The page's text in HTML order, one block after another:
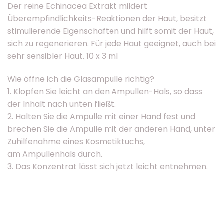
Der reine Echinacea Extrakt mildert
Überempfindlichkeits-Reaktionen der Haut, besitzt
stimulierende Eigenschaften und hilft somit der Haut,
sich zu regenerieren. Für jede Haut geeignet, auch bei
sehr sensibler Haut. 10 x 3 ml
Wie öffne ich die Glasampulle richtig?
1. Klopfen Sie leicht an den Ampullen-Hals, so dass
der Inhalt nach unten fließt.
2. Halten Sie die Ampulle mit einer Hand fest und
brechen Sie die Ampulle mit der anderen Hand, unter
Zuhilfenahme eines Kosmetiktuchs,
am Ampullenhals durch.
3. Das Konzentrat lässt sich jetzt leicht entnehmen.